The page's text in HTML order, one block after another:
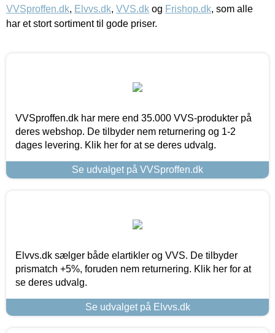
VVSproffen.dk, Elvvs.dk, VVS.dk og Frishop.dk, som alle
har et stort sortiment til gode priser.
VVSproffen.dk har mere end 35.000 VVS-produkter på
deres webshop. De tilbyder nem returnering og 1-2
dages levering. Klik her for at se deres udvalg.
Se udvalget på VVSproffen.dk
Elvvs.dk sælger både elartikler og VVS. De tilbyder
prismatch +5%, foruden nem returnering. Klik her for at
se deres udvalg.
Se udvalget på Elvvs.dk